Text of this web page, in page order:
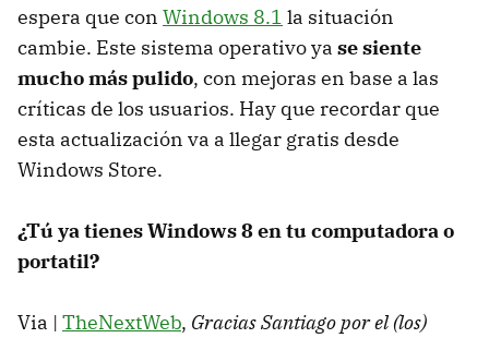
espera que con Windows 8.1 la situación
cambie. Este sistema operativo ya se siente
mucho más pulido, con mejoras en base a las
críticas de los usuarios. Hay que recordar que
esta actualización va a llegar gratis desde
Windows Store.
¿Tú ya tienes Windows 8 en tu computadora o
portatil?
Via | TheNextWeb, Gracias Santiago por el (los)